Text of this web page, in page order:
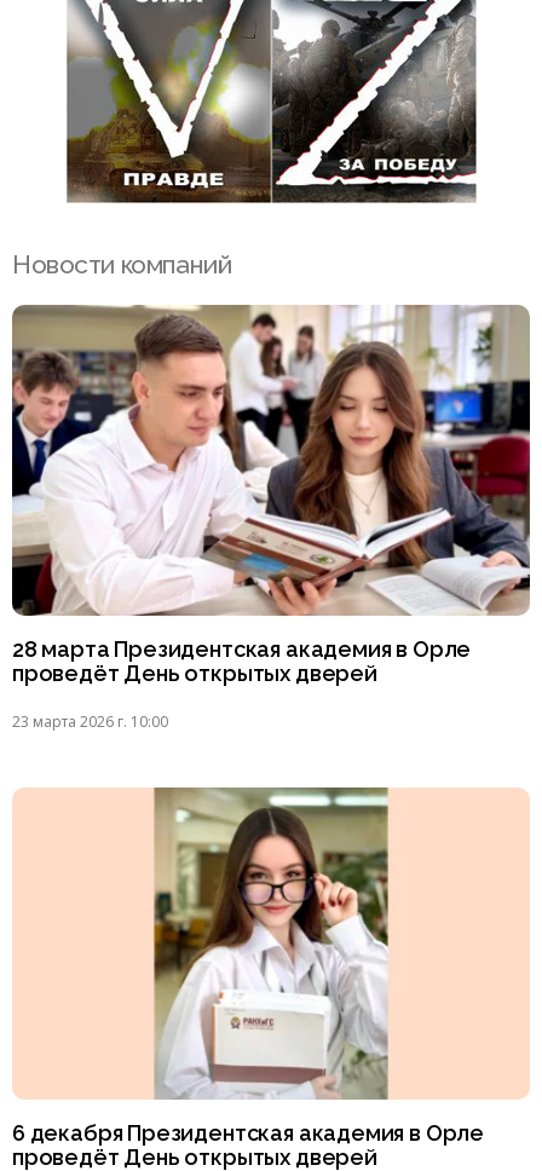
Новости компаний
28 марта Президентская академия в Орле
проведёт День открытых дверей
23 марта 2026 г. 10:00
6 декабря Президентская академия в Орле
проведёт День открытых дверей